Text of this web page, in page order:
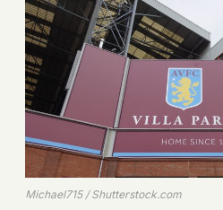
Michael715 / Shutterstock.com